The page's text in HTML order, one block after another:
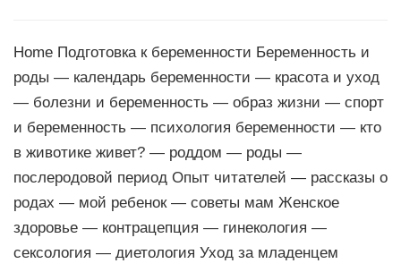
Home Подготовка к беременности Беременность и
роды — календарь беременности — красота и уход
— болезни и беременность — образ жизни — спорт
и беременность — психология беременности — кто
в животике живет? — роддом — роды —
послеродовой период Опыт читателей — рассказы о
родах — мой ребенок — советы мам Женское
здоровье — контрацепция — гинекология —
сексология — диетология Уход за младенцем